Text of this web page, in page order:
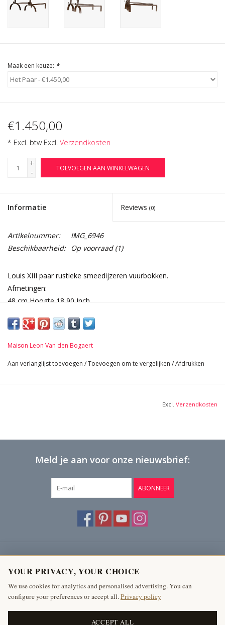
Maak een keuze: *
€1.450,00
* Excl. btw Excl. Verzendkosten
+
-
TOEVOEGEN AAN WINKELWAGEN
Informatie Reviews (0)
Artikelnummer:
IMG_6946
Beschikbaarheid: Op voorraad(1)
Louis XIII paar rustieke smeedijzeren vuurbokken.
Afmetingen:
48 cm Hoogte 18,90 Inch
56 cm Lengte 22,05 Inch
Maison Leon Van den Bogaert
Aan verlanglijst toevoegen /Toevoegen om te vergelijken /Afdrukken
Excl. Verzendkosten
Meld je aan voor onze nieuwsbrief:
ABONNEER
Producten
Mijn account
The Antique Fireplace Bank
YOUR PRIVACY, YOUR CHOICE
We use cookies for analytics and personalised advertising. You can
configure your preferences or accept all.Privacy policy
ACCEPT ALL